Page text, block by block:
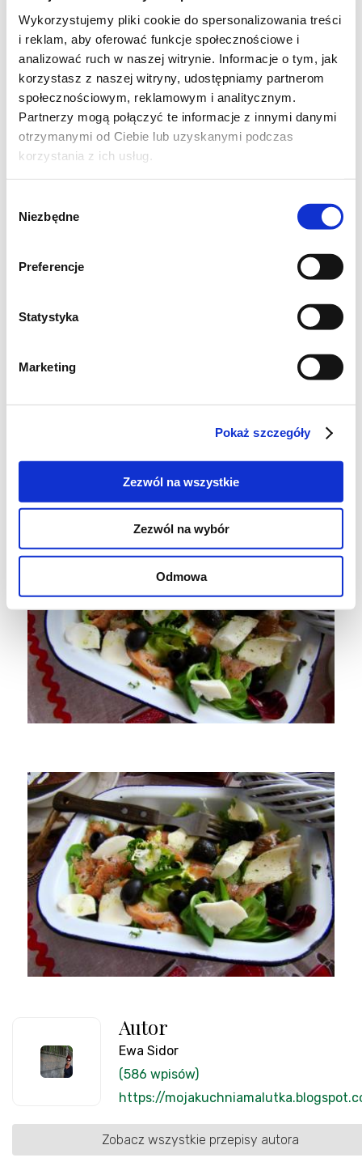
Wykorzystujemy pliki cookie do spersonalizowania treści
i reklam, aby oferować funkcje społecznościowe i
analizować ruch w naszej witrynie. Informacje o tym, jak
korzystasz z naszej witryny, udostępniamy partnerom
społecznościowym, reklamowym i analitycznym.
Partnerzy mogą połączyć te informacje z innymi danymi
otrzymanymi od Ciebie lub uzyskanymi podczas
korzystania z ich usług.
zgody
Niezbędne
Preferencje
Statystyka
Marketing
Pokaż szczegóły
Zezwól na wszystkie
Zezwól na wybór
Odmowa
Miks sałat myjemy osuszamy w wirówce do
sałaty. łososia wędzonego na zimno kroimy w
mniejsze kawałki. Oliwki czarne odcedzamy.
Ser kroimy w większe kawałki. Składniki lekko
mieszamy. Robimy sos. Mieszamy olej z
odrobina wody . dodajemy posiekany koperek,
ocet balsamiczny , sól i odrobinę miodu do
sałatkę.
Autor
Ewa Sidor
(586 wpisów)
https://
Zobacz wszystkie przepisy autora